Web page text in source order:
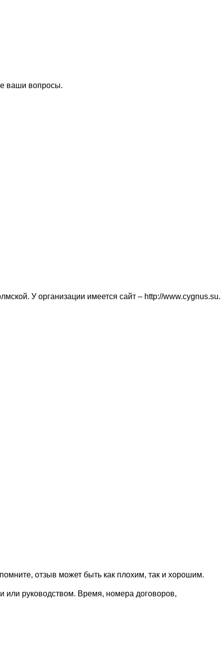
ваши вопросы.
У организации имеется сайт – http://www.cygnus.su.
отзыв может быть как плохим, так и хорошим.
или руководством. Время, номера договоров,